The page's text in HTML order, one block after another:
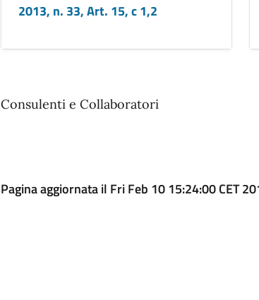
2013, n. 33, Art. 15, c 1,2
Consulenti e Collaboratori
Pagina aggiornata il Fri Feb 10 15:24:00 CET